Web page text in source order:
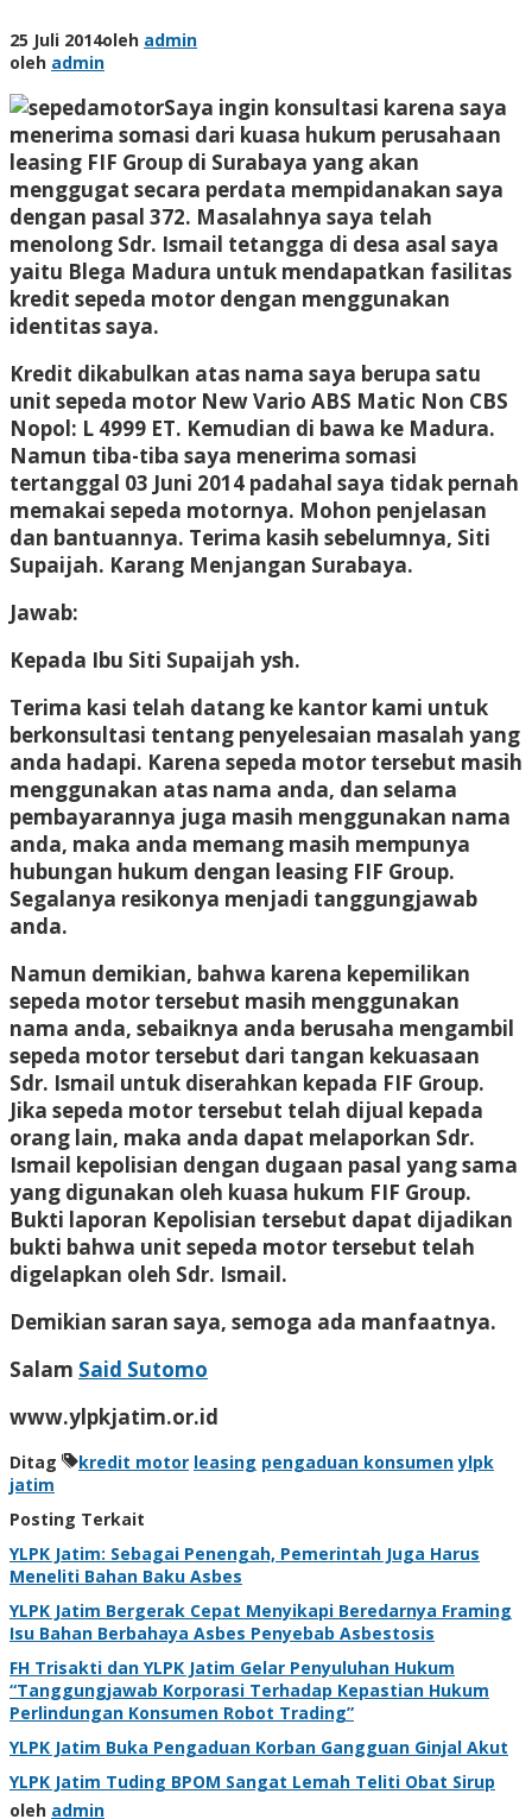
25 Juli 2014oleh admin
oleh admin
Saya ingin konsultasi karena saya
menerima somasi dari kuasa hukum perusahaan
leasing FIF Group di Surabaya yang akan
menggugat secara perdata mempidanakan saya
dengan pasal 372. Masalahnya saya telah
menolong Sdr. Ismail tetangga di desa asal saya
yaitu Blega Madura untuk mendapatkan fasilitas
kredit sepeda motor dengan menggunakan
identitas saya.
Kredit dikabulkan atas nama saya berupa satu
unit sepeda motor New Vario ABS Matic Non CBS
Nopol: L 4999 ET. Kemudian di bawa ke Madura.
Namun tiba-tiba saya menerima somasi
tertanggal 03 Juni 2014 padahal saya tidak pernah
memakai sepeda motornya. Mohon penjelasan
dan bantuannya. Terima kasih sebelumnya, Siti
Supaijah. Karang Menjangan Surabaya.
Jawab:
Kepada Ibu Siti Supaijah ysh.
Terima kasi telah datang ke kantor kami untuk
berkonsultasi tentang penyelesaian masalah yang
anda hadapi. Karena sepeda motor tersebut masih
menggunakan atas nama anda, dan selama
pembayarannya juga masih menggunakan nama
anda, maka anda memang masih mempunya
hubungan hukum dengan leasing FIF Group.
Segalanya resikonya menjadi tanggungjawab
anda.
Namun demikian, bahwa karena kepemilikan
sepeda motor tersebut masih menggunakan
nama anda, sebaiknya anda berusaha mengambil
sepeda motor tersebut dari tangan kekuasaan
Sdr. Ismail untuk diserahkan kepada FIF Group.
Jika sepeda motor tersebut telah dijual kepada
orang lain, maka anda dapat melaporkan Sdr.
Ismail kepolisian dengan dugaan pasal yang sama
yang digunakan oleh kuasa hukum FIF Group.
Bukti laporan Kepolisian tersebut dapat dijadikan
bukti bahwa unit sepeda motor tersebut telah
digelapkan oleh Sdr. Ismail.
Demikian saran saya, semoga ada manfaatnya.
Salam Said Sutomo
www.ylpkjatim.or.id
Ditag kredit motor leasing pengaduan konsumen ylpk
jatim
Posting Terkait
YLPK Jatim: Sebagai Penengah, Pemerintah Juga Harus
Meneliti Bahan Baku Asbes
YLPK Jatim Bergerak Cepat Menyikapi Beredarnya Framing
Isu Bahan Berbahaya Asbes Penyebab Asbestosis
FH Trisakti dan YLPK Jatim Gelar Penyuluhan Hukum
“Tanggungjawab Korporasi Terhadap Kepastian Hukum
Perlindungan Konsumen Robot Trading”
YLPK Jatim Buka Pengaduan Korban Gangguan Ginjal Akut
YLPK Jatim Tuding BPOM Sangat Lemah Teliti Obat Sirup
oleh admin